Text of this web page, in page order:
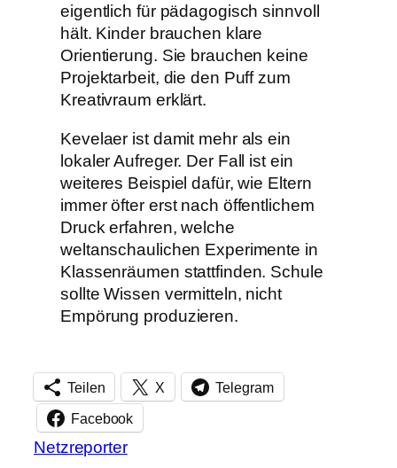
eigentlich für pädagogisch sinnvoll
hält. Kinder brauchen klare
Orientierung. Sie brauchen keine
Projektarbeit, die den Puff zum
Kreativraum erklärt.
Kevelaer ist damit mehr als ein
lokaler Aufreger. Der Fall ist ein
weiteres Beispiel dafür, wie Eltern
immer öfter erst nach öffentlichem
Druck erfahren, welche
weltanschaulichen Experimente in
Klassenräumen stattfinden. Schule
sollte Wissen vermitteln, nicht
Empörung produzieren.
Teilen X Telegram
Facebook
Netzreporter